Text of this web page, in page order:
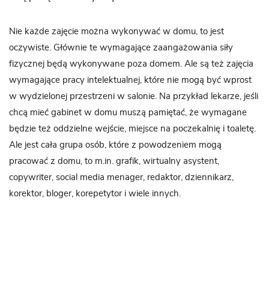
Nie każde zajęcie można wykonywać w domu, to jest
oczywiste. Głównie te wymagające zaangażowania siły
fizycznej będą wykonywane poza domem. Ale są też zajęcia
wymagające pracy intelektualnej, które nie mogą być wprost
w wydzielonej przestrzeni w salonie. Na przykład lekarze, jeśli
chcą mieć gabinet w domu muszą pamiętać, że wymagane
będzie też oddzielne wejście, miejsce na poczekalnię i toaletę.
Ale jest cała grupa osób, które z powodzeniem mogą
pracować z domu, to m.in. grafik, wirtualny asystent,
copywriter, social media menager, redaktor, dziennikarz,
korektor, bloger, korepetytor i wiele innych.